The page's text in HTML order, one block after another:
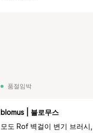
품절임박
blomus | 블로무스